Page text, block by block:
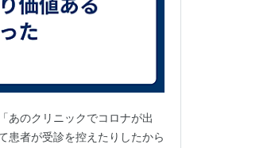
あのクリニックでコロナが出
患者が受診を控えたりしたから